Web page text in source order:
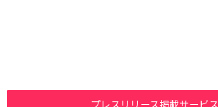
プレスリリース掲載サービス